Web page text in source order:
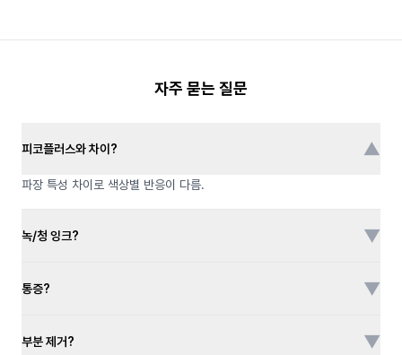
자주 묻는 질문
피코플러스와 차이? ▼
파장 특성 차이로 색상별 반응이 다름.
녹/청 잉크? ▼
통증? ▼
부분 제거? ▼